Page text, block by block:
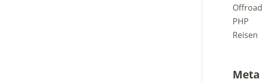
Offroad
PHP
Reisen
Meta